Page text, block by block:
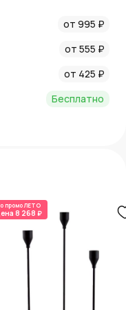
от 995 ₽
от 555 ₽
от 425 ₽
Бесплатно
промоЛЕТО
8 268 ₽